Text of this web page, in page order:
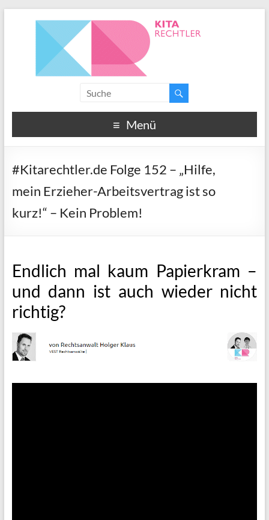
Menü
#Kitarechtler.de Folge 152 – „Hilfe,
mein Erzieher-Arbeitsvertrag ist so
kurz!“ – Kein Problem!
Endlich mal kaum Papierkram –
und dann ist auch wieder nicht
richtig?